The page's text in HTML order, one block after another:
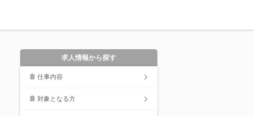
求人情報から探す
仕事内容
対象となる方